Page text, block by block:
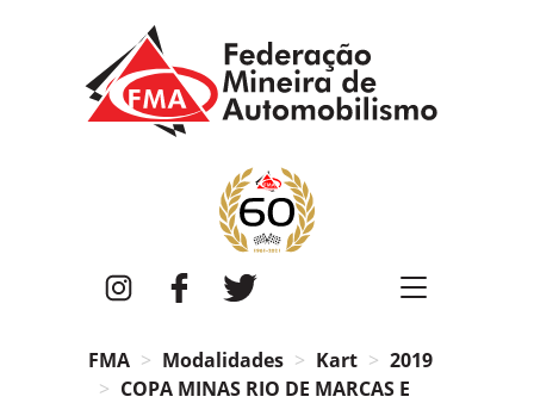
InstagramFacebook
FMA Modalidades Kart
2019
COPA MINAS RIO DE MARCAS E